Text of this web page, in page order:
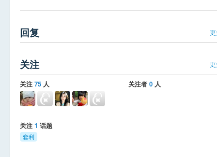
回复
关注
关注 75 人 关注者 0 人
关注 1 话题
套利